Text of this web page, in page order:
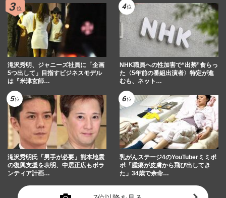
滝沢秀明、ジャニーズ社員に「企画
5つ出して」目指すビジネスモデル
は『米津玄師…
NHK職員への性加害で“出禁”食らっ
た〈5年前の番組出演者〉特定が進
むも、ネット…
滝沢秀明氏「男手が必要」熊本地震
の復興支援を表明、中居正広もボラ
ンティア計画…
乳がんステージ4のYouTuberミミポ
ポ「腫瘍が皮膚から飛び出してき
た」34歳で余命…